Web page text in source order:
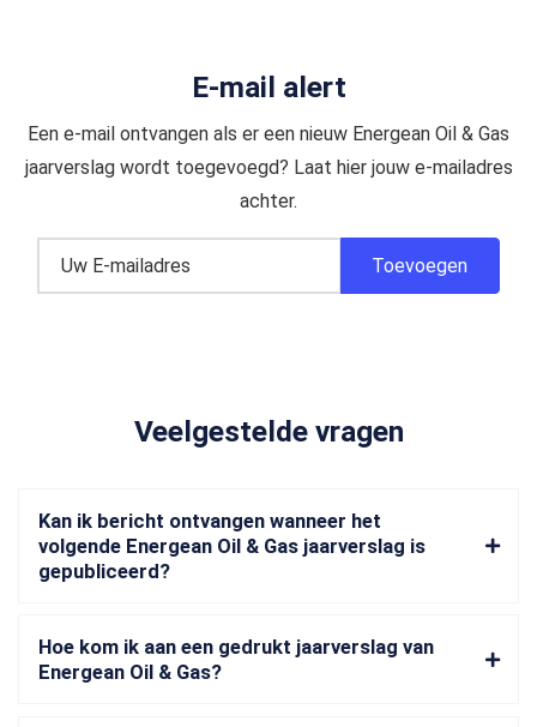
E-mail alert
Een e-mail ontvangen als er een nieuw Energean Oil & Gas
jaarverslag wordt toegevoegd? Laat hier jouw e-mailadres
achter.
Veelgestelde vragen
Kan ik bericht ontvangen wanneer het
volgende Energean Oil & Gas jaarverslag is
gepubliceerd?
Hoe kom ik aan een gedrukt jaarverslag van
Energean Oil & Gas?